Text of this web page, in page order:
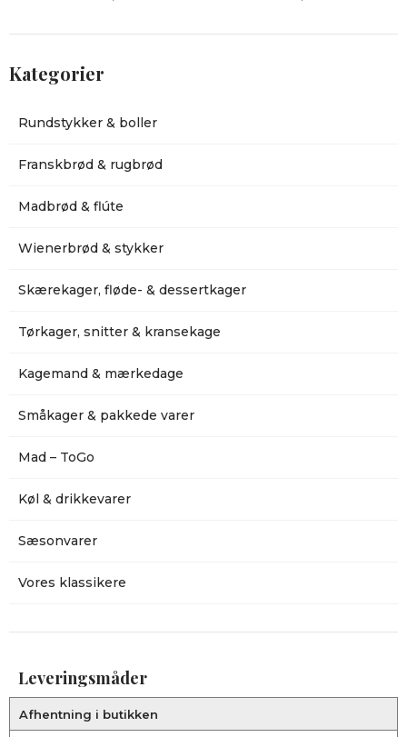
Kategorier
Rundstykker & boller
Franskbrød & rugbrød
Madbrød & flúte
Wienerbrød & stykker
Skærekager, fløde- & dessertkager
Tørkager, snitter & kransekage
Kagemand & mærkedage
Småkager & pakkede varer
Mad – ToGo
Køl & drikkevarer
Sæsonvarer
Vores klassikere
Leveringsmåder
Afhentning i butikken